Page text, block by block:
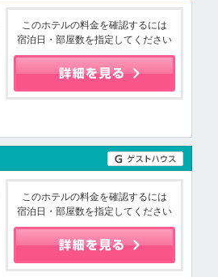
このホテルの料金を確認するには
宿泊日・部屋数を指定してください
このホテルの料金を確認するには
宿泊日・部屋数を指定してください